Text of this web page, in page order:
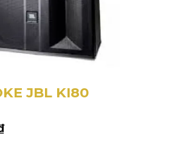
JBL KI80